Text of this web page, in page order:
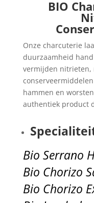
BIO
Onze charcuterie
duurzaamheid
vermijden nitrieten,
hammen en
authentiek product
Bio Serrano
Bio Chorizo
Bio Chorizo